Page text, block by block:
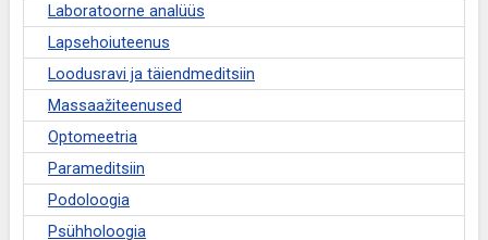
Laboratoorne analüüs
Lapsehoiuteenus
Loodusravi ja täiendmeditsiin
Massaažiteenused
Optomeetria
Parameditsiin
Podoloogia
Psühholoogia